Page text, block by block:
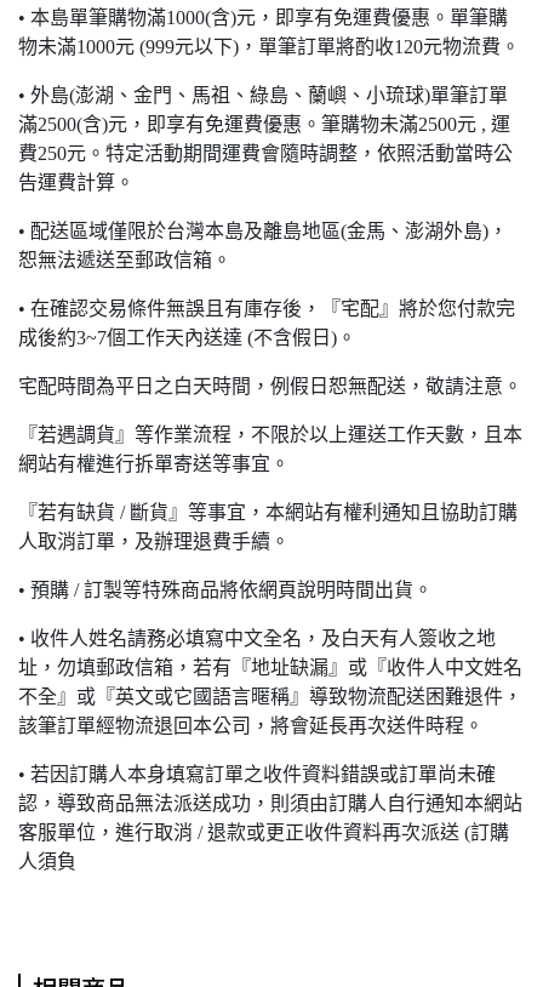
• 本島單筆購物滿1000(含)元，即享有免運費優惠。單筆購
物未滿1000元 (999元以下)，單筆訂單將酌收120元物流費。
• 外島(澎湖、金門、馬祖、綠島、蘭嶼、小琉球)單筆訂單
滿2500(含)元，即享有免運費優惠。筆購物未滿2500元 , 運
費250元。特定活動期間運費會隨時調整，依照活動當時公
告運費計算。
• 配送區域僅限於台灣本島及離島地區(金馬、澎湖外島)，
恕無法遞送至郵政信箱。
• 在確認交易條件無誤且有庫存後，『宅配』將於您付款完
成後約3~7個工作天內送達 (不含假日)。
宅配時間為平日之白天時間，例假日恕無配送，敬請注意。
『若遇調貨』等作業流程，不限於以上運送工作天數，且本
網站有權進行拆單寄送等事宜。
『若有缺貨 / 斷貨』等事宜，本網站有權利通知且協助訂購
人取消訂單，及辦理退費手續。
• 預購 / 訂製等特殊商品將依網頁說明時間出貨。
• 收件人姓名請務必填寫中文全名，及白天有人簽收之地
址，勿填郵政信箱，若有『地址缺漏』或『收件人中文姓名
不全』或『英文或它國語言暱稱』導致物流配送困難退件，
該筆訂單經物流退回本公司，將會延長再次送件時程。
• 若因訂購人本身填寫訂單之收件資料錯誤或訂單尚未確
認，導致商品無法派送成功，則須由訂購人自行通知本網站
客服單位，進行取消 / 退款或更正收件資料再次派送 (訂購
人須負